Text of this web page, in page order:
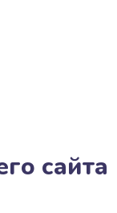
сайта